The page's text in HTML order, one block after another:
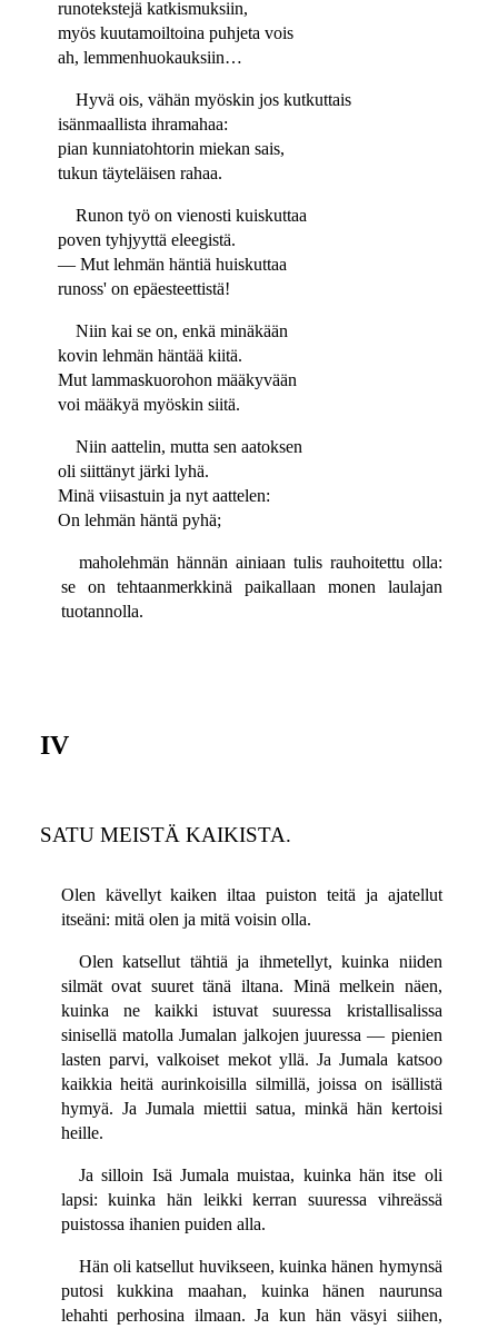
runotekstejä katkismuksiin,
myös kuutamoiltoina puhjeta vois
ah, lemmenhuokauksiin…
Hyvä ois, vähän myöskin jos kutkuttais
isänmaallista ihramahaa:
pian kunniatohtorin miekan sais,
tukun täyteläisen rahaa.
Runon työ on vienosti kuiskuttaa
poven tyhjyyttä eleegistä.
— Mut lehmän häntiä huiskuttaa
runoss' on epäesteettistä!
Niin kai se on, enkä minäkään
kovin lehmän häntää kiitä.
Mut lammaskuorohon määkyvään
voi määkyä myöskin siitä.
Niin aattelin, mutta sen aatoksen
oli siittänyt järki lyhä.
Minä viisastuin ja nyt aattelen:
On lehmän häntä pyhä;
maholehmän hännän ainiaan tulis rauhoitettu olla:
se on tehtaanmerkkinä paikallaan monen laulajan
tuotannolla.
IV
SATU MEISTÄ KAIKISTA.
Olen kävellyt kaiken iltaa puiston teitä ja ajatellut
itseäni: mitä olen ja mitä voisin olla.
Olen katsellut tähtiä ja ihmetellyt, kuinka niiden
silmät ovat suuret tänä iltana. Minä melkein näen,
kuinka ne kaikki istuvat suuressa kristallisalissa
sinisellä matolla Jumalan jalkojen juuressa — pienien
lasten parvi, valkoiset mekot yllä. Ja Jumala katsoo
kaikkia heitä aurinkoisilla silmillä, joissa on isällistä
hymyä. Ja Jumala miettii satua, minkä hän kertoisi
heille.
Ja silloin Isä Jumala muistaa, kuinka hän itse oli
lapsi: kuinka hän leikki kerran suuressa vihreässä
puistossa ihanien puiden alla.
Hän oli katsellut huvikseen, kuinka hänen hymynsä
putosi kukkina maahan, kuinka hänen naurunsa
lehahti perhosina ilmaan. Ja kun hän väsyi siihen,